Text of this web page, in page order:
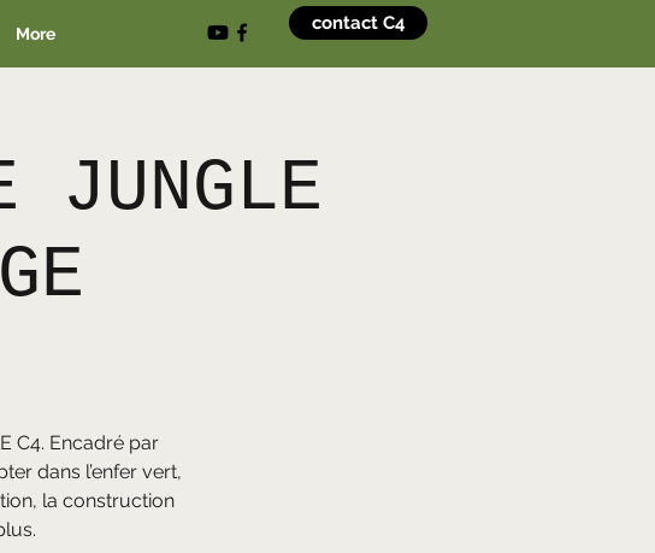
More contact C4
JUNGLE
C4. Encadré par
dans l’enfer vert,
la construction